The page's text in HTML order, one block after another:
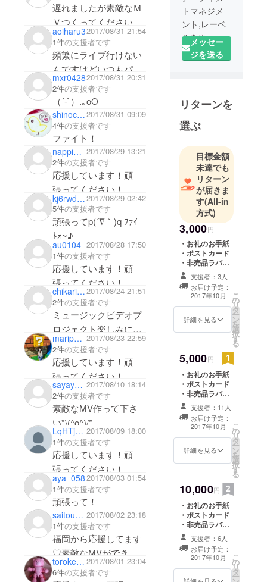
遅れましたが素敵なＭ
Ｖつくってください
aoiharu32017/08/31 21:54
1件の支援者です
頻繁にライブ行けない
んですけどいつもパ
ワー貰ってます。周り
にも布教活動していて
多くの人にも 「いい
ね！」言ってもらえて
ます。
生のサイトウキカクに
会いたい！！！
mxr04282017/08/31 20:31
2件の支援者です
（´-`）.｡oO
shinocchi462017/08/31 09:09
4件の支援者です
ファイト！
nappi229 2017/08/29 13:21
2件の支援者です
応援しています！頑
張ってください！
kj6rwdum2017/08/29 02:42
5件の支援者です
頑張ってp(´∇｀)q ﾌｧｲ
ﾄｫ~♪
au0104 2017/08/28 17:50
1件の支援者です
応援しています！頑
張ってください！
chikarin19752017/08/24 21:51
2件の支援者です
ミュージックビデオプ
ロジェクト楽しみにし
てます。
marippe_919 2017/08/23 22:59
2件の支援者です
応援しています！頑
張ってください！
sayayan0222 2017/08/10 18:14
2件の支援者です
素敵なMV作って下さ
い*\(^o^)/*
これからもずっとずっ
と応援してます！！
LqHTjoJLHNnLEnU 2017/08/09 18:00
1件の支援者です
応援しています！頑
張ってください！
aya_0582017/08/03 01:54
1件の支援者です
頑張って！
saitoukikakuero 2017/08/02 23:18
1件の支援者です
福岡から応援してます
♡素敵なMVができま
すように！
toroketchup9210 2017/08/01 23:04
6件の支援者です
トマネジメ
ント,レーベ
ルをやって
いるAce
Entertainme
メッセー
ジを送る
リターンを
選ぶ
目標金額
未達でも
リターン
が届きま
す(All-in
方式)
3,000円
・お礼のお手紙
・ポストカード
・非売品ラバー
バンド支援者：3人
お届け予定：
2017年10月
詳細を見る
こ
の
リ
タ
ー
ン
を
選
択
す
る
5,000円
・お礼のお手紙
・ポストカード
・非売品ラバー
バンド ・非売品
タオル支援者：11人
お届け予定：
2017年10月
詳細を見る
こ
の
リ
タ
ー
ン
を
選
択
す
る
10,000円
・お礼のお手紙
・ポストカード
・非売品ラバー
バンド ・非売品
タオル ・非売品
Tシャツ(サイズ
はS,M,L,XL)
支援者：6人
お届け予定：
2017年10月
こ
の
リ
タ
ー